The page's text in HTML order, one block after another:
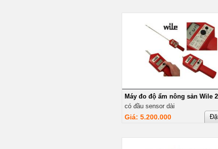
Máy đo độ ẩm nông sản Wile
có đầu sensor dài
Giá: 5.200.000